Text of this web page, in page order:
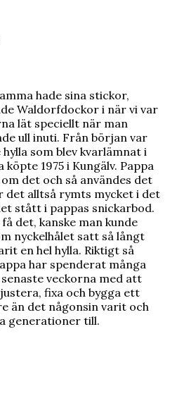
hade sina stickor,
Waldorfdockor i när vi var
lät speciellt när man
ull inuti. Från början var
som blev kvarlämnat i
1975 i Kungälv. Pappa
det och så användes det
det alltså rymts mycket i det
stått i pappas snickarbod.
det, kanske man kunde
nyckelhålet satt så långt
en hel hylla. Riktigt så
har spenderat många
veckorna med att
fixa och bygga ett
än det någonsin varit och
generationer till.